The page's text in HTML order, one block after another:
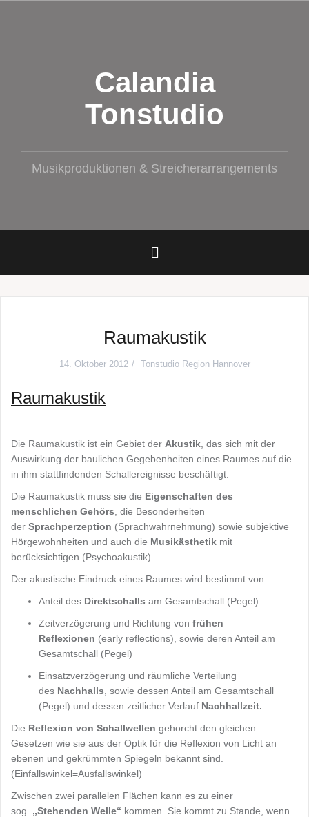
Calandia
Tonstudio
Musikproduktionen & Streicherarrangements
Raumakustik
14. Oktober 2012 Tonstudio Region Hannover
Raumakustik
Die Raumakustik ist ein Gebiet der Akustik , das sich mit der
Auswirkung der baulichen Gegebenheiten eines Raumes auf die
in ihm stattfindenden Schallereignisse beschäftigt.
Die Raumakustik muss sie die Eigenschaften des
menschlichen Gehörs , die Besonderheiten
der Sprachperzeption (Sprachwahrnehmung) sowie subjektive
Hörgewohnheiten und auch die Musikästhetik mit
berücksichtigen (Psychoakustik).
Der akustische Eindruck eines Raumes wird bestimmt von
Anteil des Direktschalls am Gesamtschall (Pegel)
Zeitverzögerung und Richtung von frühen
Reflexionen (early reflections), sowie deren Anteil am
Gesamtschall (Pegel)
Einsatzverzögerung und räumliche Verteilung
des Nachhalls , sowie dessen Anteil am Gesamtschall
(Pegel) und dessen zeitlicher Verlauf Nachhallzeit.
Die Reflexion von Schallwellen gehorcht den gleichen
Gesetzen wie sie aus der Optik für die Reflexion von Licht an
ebenen und gekrümmten Spiegeln bekannt sind.
(Einfallswinkel=Ausfallswinkel)
Zwischen zwei parallelen Flächen kann es zu einer
sog. „Stehenden Welle“ kommen. Sie kommt zu Stande, wenn